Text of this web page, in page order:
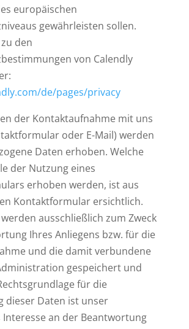
europäischen
gewährleisten sollen.
den
von Calendly
de/pages/privacy
der Kontaktaufnahme mit uns
oder E-Mail) werden
Daten erhoben. Welche
der Nutzung eines
erhoben werden, ist aus
Kontaktformular ersichtlich.
ausschließlich zum Zweck
Ihres Anliegens bzw. für die
und die damit verbundene
gespeichert und
für die
dieser Daten ist unser
an der Beantwortung